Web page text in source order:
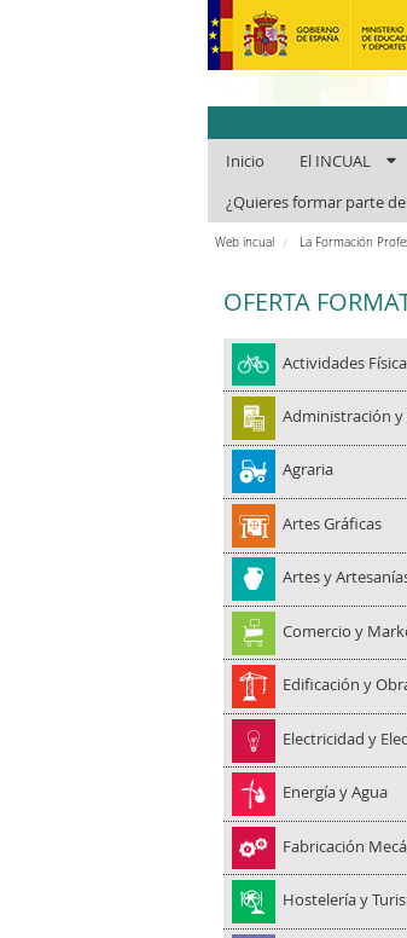
INCUAl
Inicio El INCUAL
¿Quieres formar parte
Web incual La Formación
OFERTA
Actividades
Administración y
Agraria
Artes Gráficas
Artes y
Comercio y
Edificación y
Electricidad y
Energía y Agua
Fabricación
Hostelería y